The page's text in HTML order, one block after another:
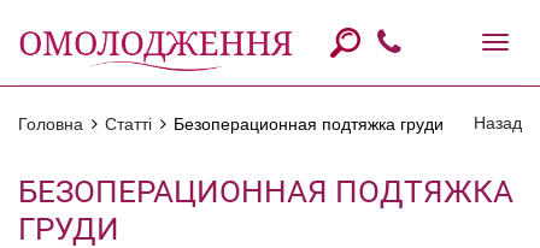
Назад
Головна Статті Безоперационная подтяжка груди
БЕЗОПЕРАЦИОННАЯ ПОДТЯЖКА
ГРУДИ